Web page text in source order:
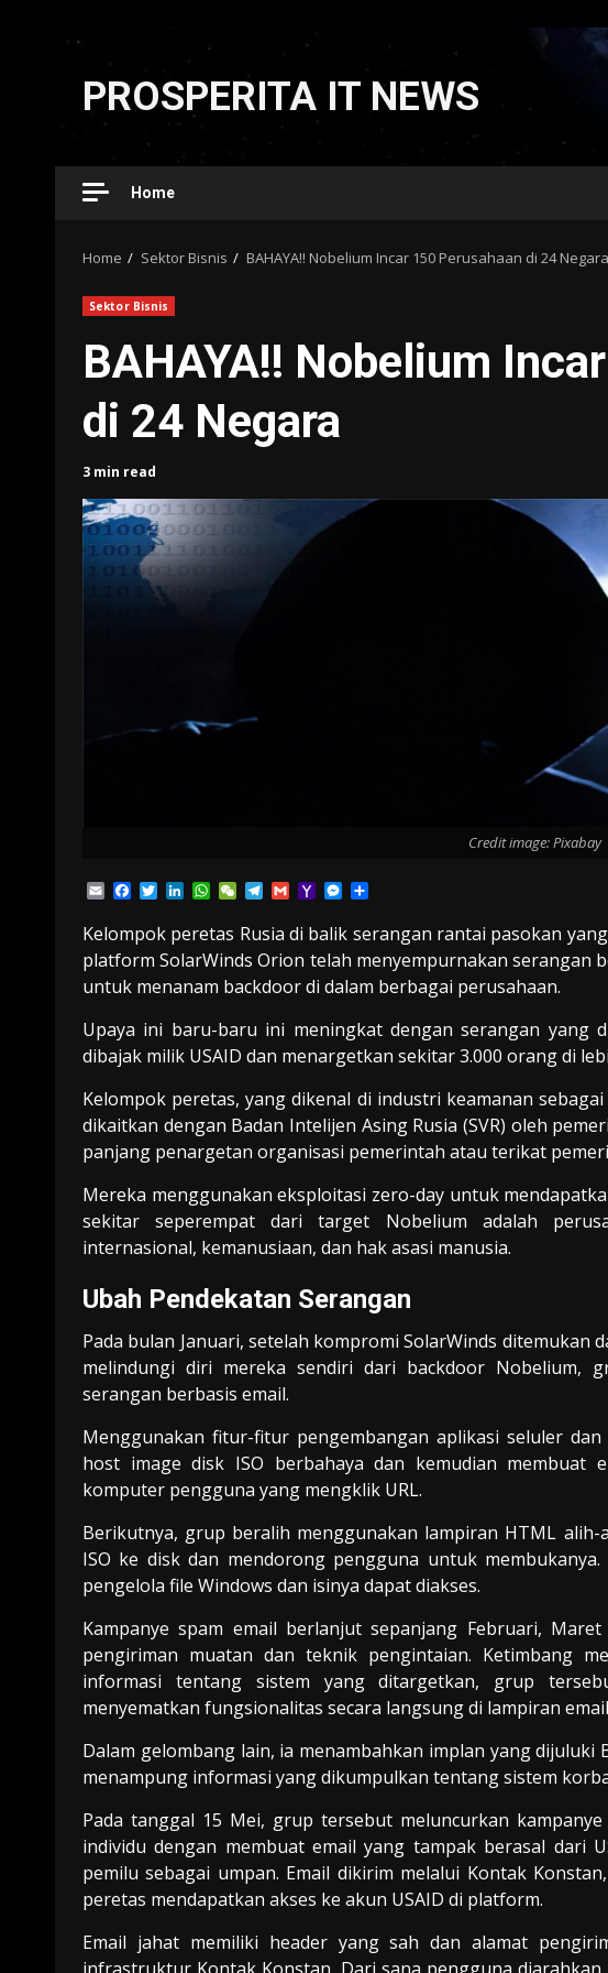
Skip
content
PROSPERITA IT NEWS
Home
Home Sektor Bisnis BAHAYA!! Nobelium Incar 150 Perusahaan di 24 Negara
Sektor Bisnis
BAHAYA!! Nobelium
di 24 Negara
3 min read
Credit image: Pixabay
EmailFacebook
TwitterLinkedIn
WhatsApp
WeChatTelegram
GmailYahooMessenger
Kelompok peretas Rusia di balik serangan rantai pasokan
platform SolarWinds Orion telah menyempurnakan serangan
untuk menanam backdoor di dalam berbagai perusahaan.
Upaya ini baru-baru ini meningkat dengan serangan yang
dibajak milik USAID dan menargetkan sekitar 3.000 orang di
Kelompok peretas, yang dikenal di industri keamanan
dikaitkan dengan Badan Intelijen Asing Rusia (SVR) oleh
panjang penargetan organisasi pemerintah atau terikat
Mereka menggunakan eksploitasi zero-day untuk
sekitar seperempat dari target Nobelium adalah
internasional, kemanusiaan, dan hak asasi manusia.
Ubah Pendekatan Serangan
Pada bulan Januari, setelah kompromi SolarWinds ditemukan
melindungi diri mereka sendiri dari backdoor Nobelium,
serangan berbasis email.
Menggunakan fitur-fitur pengembangan aplikasi seluler
host image disk ISO berbahaya dan kemudian membuat
komputer pengguna yang mengklik URL.
Berikutnya, grup beralih menggunakan lampiran HTML
ISO ke disk dan mendorong pengguna untuk
pengelola file Windows dan isinya dapat diakses.
Kampanye spam email berlanjut sepanjang Februari,
pengiriman muatan dan teknik pengintaian. Ketimbang
informasi tentang sistem yang ditargetkan, grup
menyematkan fungsionalitas secara langsung di lampiran
Dalam gelombang lain, ia menambahkan implan yang
menampung informasi yang dikumpulkan tentang sistem
Pada tanggal 15 Mei, grup tersebut meluncurkan
individu dengan membuat email yang tampak berasal dari
pemilu sebagai umpan. Email dikirim melalui Kontak
peretas mendapatkan akses ke akun USAID di platform.
Email jahat memiliki header yang sah dan alamat